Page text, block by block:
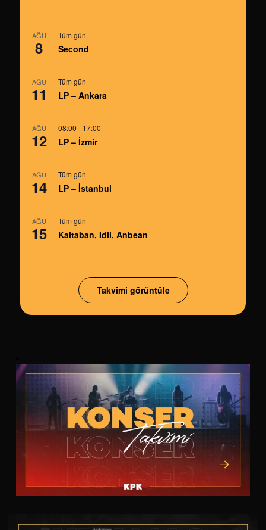
AĞU
8
Tüm gün
Second
AĞU
11
Tüm gün
LP – Ankara
AĞU
12
08:00 - 17:00
LP – İzmir
AĞU
14
Tüm gün
LP – İstanbul
AĞU
15
Tüm gün
Kaltaban, Idil, Anbean
Takvimi görüntüle